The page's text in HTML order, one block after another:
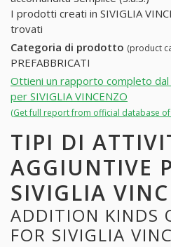
I prodotti creati in SIVIGLIA
trovati
Categoria di prodotto (product
PREFABBRICATI
Ottieni un rapporto completo
per SIVIGLIA VINCENZO
(Get full report from official database of
TIPI DI
AGGIUNTIVE
SIVIGLIA
ADDITION KINDS
FOR SIVIGLIA